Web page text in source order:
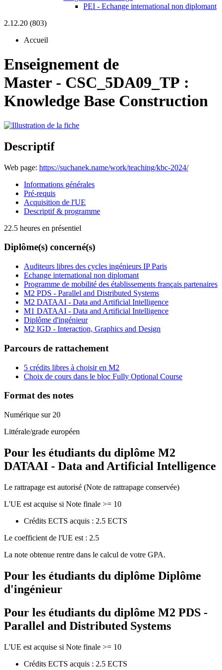
PEI - Echange international non diplomant
2.12.20 (803)
Accueil
Enseignement de
Master - CSC_5DA09_TP :
Knowledge Base Construction
Descriptif
Web page: https://suchanek.name/work/teaching/kbc-2024/
Informations générales
Pré-requis
Acquisition de l'UE
Descriptif & programme
22.5 heures en présentiel
Diplôme(s) concerné(s)
Auditeurs libres des cycles ingénieurs IP Paris
Echange international non diplomant
Programme de mobilité des établissements français partenaires
M2 PDS - Parallel and Distributed Systems
M2 DATAAI - Data and Artificial Intelligence
M1 DATAAI - Data and Artificial Intelligence
Diplôme d'ingénieur
M2 IGD - Interaction, Graphics and Design
Parcours de rattachement
5 crédits libres à choisir en M2
Choix de cours dans le bloc Fully Optional Course
Format des notes
Numérique sur 20
Littérale/grade européen
Pour les étudiants du diplôme M2
DATAAI - Data and Artificial Intelligence
Le rattrapage est autorisé (Note de rattrapage conservée)
L'UE est acquise si Note finale >= 10
Crédits ECTS acquis : 2.5 ECTS
Le coefficient de l'UE est : 2.5
La note obtenue rentre dans le calcul de votre GPA.
Pour les étudiants du diplôme Diplôme
d'ingénieur
Pour les étudiants du diplôme M2 PDS -
Parallel and Distributed Systems
L'UE est acquise si Note finale >= 10
Crédits ECTS acquis : 2.5 ECTS